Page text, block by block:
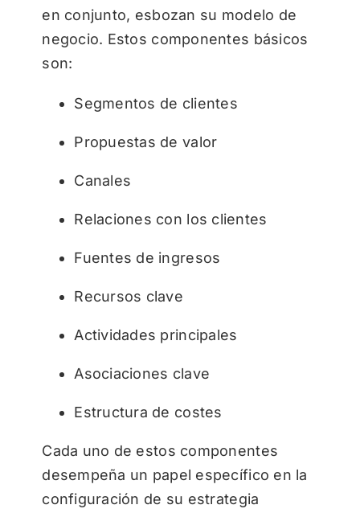
en conjunto, esbozan su modelo de
negocio. Estos componentes básicos
son:
Segmentos de clientes
Propuestas de valor
Canales
Relaciones con los clientes
Fuentes de ingresos
Recursos clave
Actividades principales
Asociaciones clave
Estructura de costes
Cada uno de estos componentes
desempeña un papel específico en la
configuración de su estrategia